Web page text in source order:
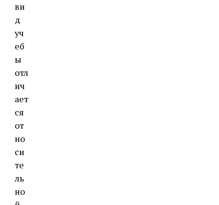
ви
д
уч
еб
ы
отл
ич
ает
ся
от
но
си
те
ль
но